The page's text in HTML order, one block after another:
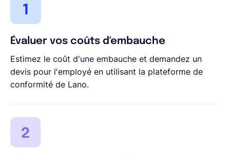
Évaluer vos coûts d'embauche
Estimez le coût d'une embauche et demandez un
devis pour l'employé en utilisant la plateforme de
conformité de Lano.